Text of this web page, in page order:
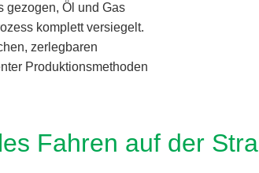
gezogen, Öl und Gas
komplett versiegelt.
zerlegbaren
Produktionsmethoden
Fahren auf der